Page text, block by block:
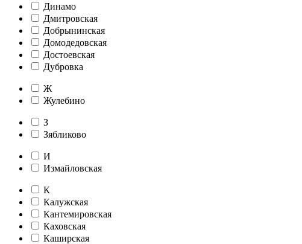
Динамо
Дмитровская
Добрынинская
Домодедовская
Достоевская
Дубровка
Ж
Жулебино
З
Зябликово
И
Измайловская
К
Калужская
Кантемировская
Каховская
Каширская